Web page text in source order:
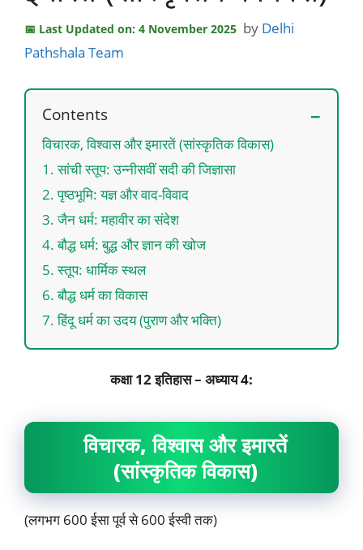
Last Updated on: 4 November 2025 by Delhi
Pathshala Team
Contents
विचारक, विश्वास और इमारतें (सांस्कृतिक विकास)
1. सांची स्तूप: उन्नीसवीं सदी की जिज्ञासा
2. पृष्ठभूमि: यज्ञ और वाद-विवाद
3. जैन धर्म: महावीर का संदेश
4. बौद्ध धर्म: बुद्ध और ज्ञान की खोज
5. स्तूप: धार्मिक स्थल
6. बौद्ध धर्म का विकास
7. हिंदू धर्म का उदय (पुराण और भक्ति)
कक्षा 12 इतिहास – अध्याय 4:
विचारक, विश्वास और इमारतें
(सांस्कृतिक विकास)
(लगभग 600 ईसा पूर्व से 600 ईस्वी तक)